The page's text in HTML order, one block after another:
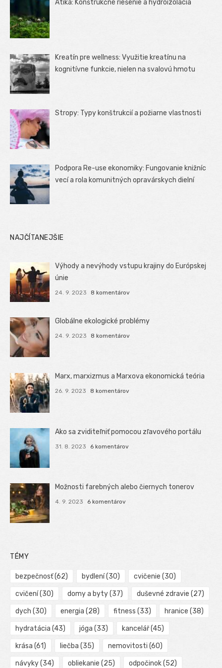
Atika: Konštrukčné riešenie a hydroizolácia
Kreatín pre wellness: Využitie kreatínu na
kognitívne funkcie, nielen na svalovú hmotu
Stropy: Typy konštrukcií a požiarne vlastnosti
Podpora Re-use ekonomiky: Fungovanie knižníc
vecí a rola komunitných opravárskych dielní
NAJČÍTANEJŠIE
Výhody a nevýhody vstupu krajiny do Európskej
únie
24. 9. 2023 8 komentárov
Globálne ekologické problémy
24. 9. 2023 8 komentárov
Marx, marxizmus a Marxova ekonomická teória
26. 9. 2023 8 komentárov
Ako sa zviditeľniť pomocou zľavového portálu
31. 8. 2023 6 komentárov
Možnosti farebných alebo čiernych tonerov
4. 9. 2023 6 komentárov
TÉMY
bezpečnosť(62) bydlení(30) cvičenie (30)
cvičení(30) domy a byty(37) duševné zdravie (27)
dych (30) energia (28) fitness (33) hranice (38)
hydratácia (43) jóga (33) kancelář(45)
krása (61) liečba (35) nemovitosti (60)
návyky(34) obliekanie (25) odpočinok(52)